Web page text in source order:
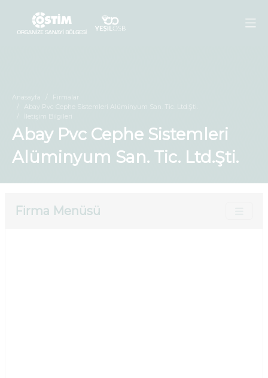
Anasayfa
Firmalar
Abay Pvc Cephe Sistemleri Alüminyum San. Tic. Ltd.Şti.
İletişim Bilgileri
Abay Pvc Cephe Sistemleri
Alüminyum San. Tic. Ltd.Şti.
Firma Menüsü